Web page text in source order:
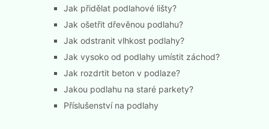
Jak přidělat podlahové lišty?
Jak ošetřit dřevěnou podlahu?
Jak odstranit vlhkost podlahy?
Jak vysoko od podlahy umístit záchod?
Jak rozdrtit beton v podlaze?
Jakou podlahu na staré parkety?
Příslušenství na podlahy